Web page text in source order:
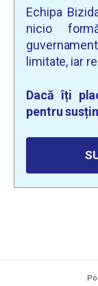
Echipa
nicio
limitate, iar
Dacă îți
pentru